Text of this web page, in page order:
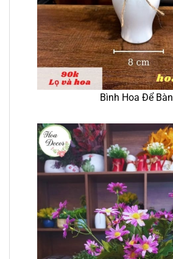
Bình Hoa Để Bàn